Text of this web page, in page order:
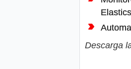
Descarga